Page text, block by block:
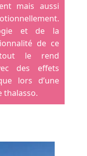
mais aussi
et de la
de ce
le rend
des effets
lors d’une
thalasso.